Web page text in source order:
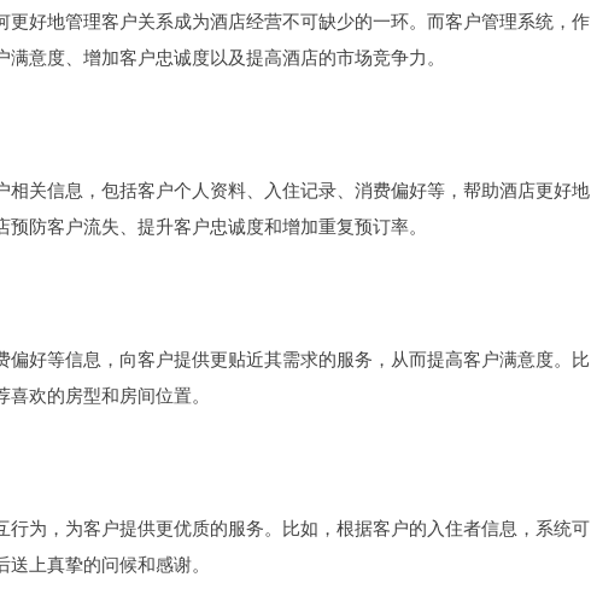
好地管理客户关系成为酒店经营不可缺少的一环。而客户管理系统，作
意度、增加客户忠诚度以及提高酒店的市场竞争力。
关信息，包括客户个人资料、入住记录、消费偏好等，帮助酒店更好地
防客户流失、提升客户忠诚度和增加重复预订率。
好等信息，向客户提供更贴近其需求的服务，从而提高客户满意度。比
欢的房型和房间位置。
为，为客户提供更优质的服务。比如，根据客户的入住者信息，系统可
上真挚的问候和感谢。